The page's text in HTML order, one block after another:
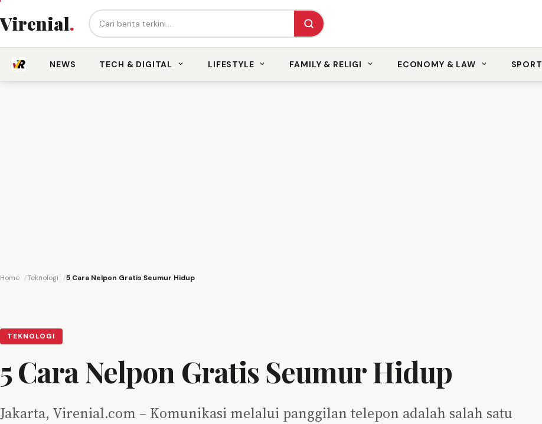
Virenial. Cari berita...
NEWS TECH & DIGITAL LIFESTYLE FAMILY & RELIGI ECONOMY & LAW SPORT
Home Teknologi 5 Cara Nelpon Gratis Seumur Hidup
TEKNOLOGI
5 Cara Nelpon Gratis Seumur Hidup
Jakarta, Virenial.com – Komunikasi melalui panggilan telepon adalah salah satu